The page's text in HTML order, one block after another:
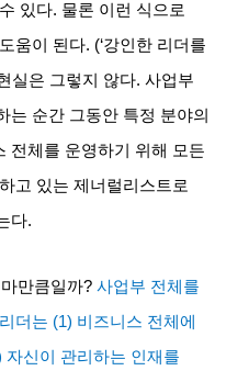
있다. 물론 이런 식으로
움이 된다. (‘강인한 리더를
실은 그렇지 않다.사업부
는 순간 그동안 특정 분야의
전체를 운영하기 위해 모든
고 있는 제너럴리스트로
다.
만큼일까?사업부 전체를
더는 (1) 비즈니스 전체에
자신이 관리하는 인재를